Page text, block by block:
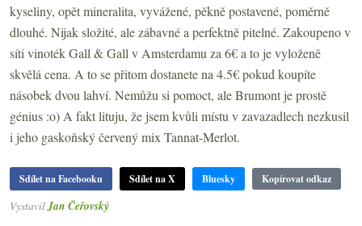
kyseliny, opět mineralita, vyvážené, pěkně postavené, poměrně
dlouhé. Nijak složité, alezábavné a perfektně pitelné. Zakoupeno v
síti vinoték Gall & Gall v Amsterdamu za 6€ a to je vyloženě
skvělá cena. A to se přitom dostanete na 4.5€ pokud koupíte
násobek dvou lahví. Nemůžu si pomoct, ale Brumont je prostě
génius :o) A fakt lituju, že jsem kvůli místu v zavazadlech nezkusil
i jeho gaskoňský červený mix Tannat-Merlot.
Sdílet na Facebooku Sdílet na X Bluesky Kopírovat odkaz
Vystavil Jan Čeřovský